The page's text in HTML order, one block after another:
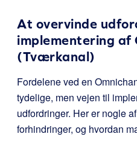
At overvinde
implementering af
(Tværkanal)
Fordelene ved en
tydelige, men vejen til
udfordringer. Her er nogle
forhindringer, og hvordan